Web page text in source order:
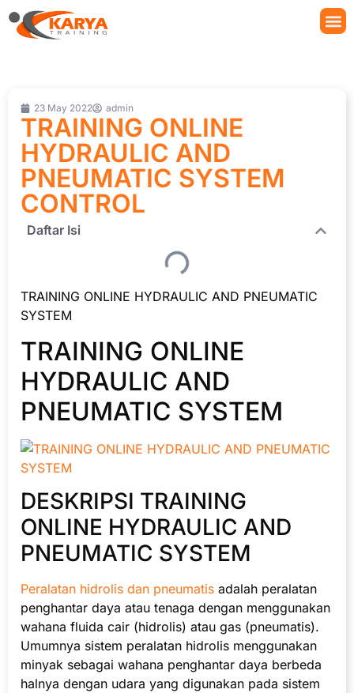
23 May 2022 admin
TRAINING ONLINE
HYDRAULIC AND
PNEUMATIC SYSTEM
CONTROL
Daftar Isi
TRAINING ONLINE HYDRAULIC AND PNEUMATIC
SYSTEM
TRAINING ONLINE
HYDRAULIC AND
PNEUMATIC SYSTEM
DESKRIPSI TRAINING
ONLINE HYDRAULIC AND
PNEUMATIC SYSTEM
Peralatan hidrolis dan pneumatis adalah peralatan
penghantar daya atau tenaga dengan menggunakan
wahana fluida cair (hidrolis) atau gas (pneumatis).
Umumnya sistem peralatan hidrolis menggunakan
minyak sebagai wahana penghantar daya berbeda
halnya dengan udara yang digunakan pada sistem